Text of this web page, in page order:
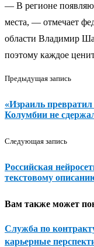
— В регионе
места, — отмечает
области Владимир
поэтому каждое
Предыдущая запись
«Израиль
Колумбии не
Следующая запись
Российская
текстовому
Вам также может
Служба по
карьерные